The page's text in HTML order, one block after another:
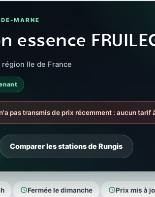
MARNE
essence
région Ile de France
pas transmis de prix récemment : aucun
Comparer les stations de Rungis
Fermée le dimanche Prix mis à